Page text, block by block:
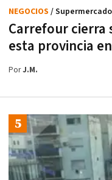
Carrefour cierra
esta provincia
NEGOCIOS /
PorJ.M.